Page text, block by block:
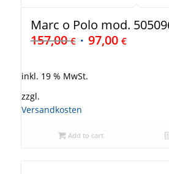
Marc o Polo mod.
157,00€ 97,00 €
inkl. 19 % MwSt.
zzgl.
Versandkosten
Add to cart